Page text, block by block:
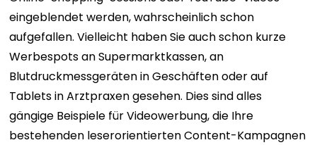
eingeblendet werden, wahrscheinlich schon
aufgefallen. Vielleicht haben Sie auch schon kurze
Werbespots an Supermarktkassen, an
Blutdruckmessgeräten in Geschäften oder auf
Tablets in Arztpraxen gesehen. Dies sind alles
gängige Beispiele für Videowerbung, die Ihre
bestehenden leserorientierten Content-Kampagnen